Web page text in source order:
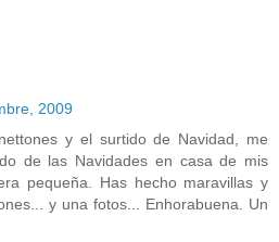
2009
y el surtido de Navidad, me
de las Navidades en casa de mis
pequeña. Has hecho maravillas y
y una fotos... Enhorabuena. Un